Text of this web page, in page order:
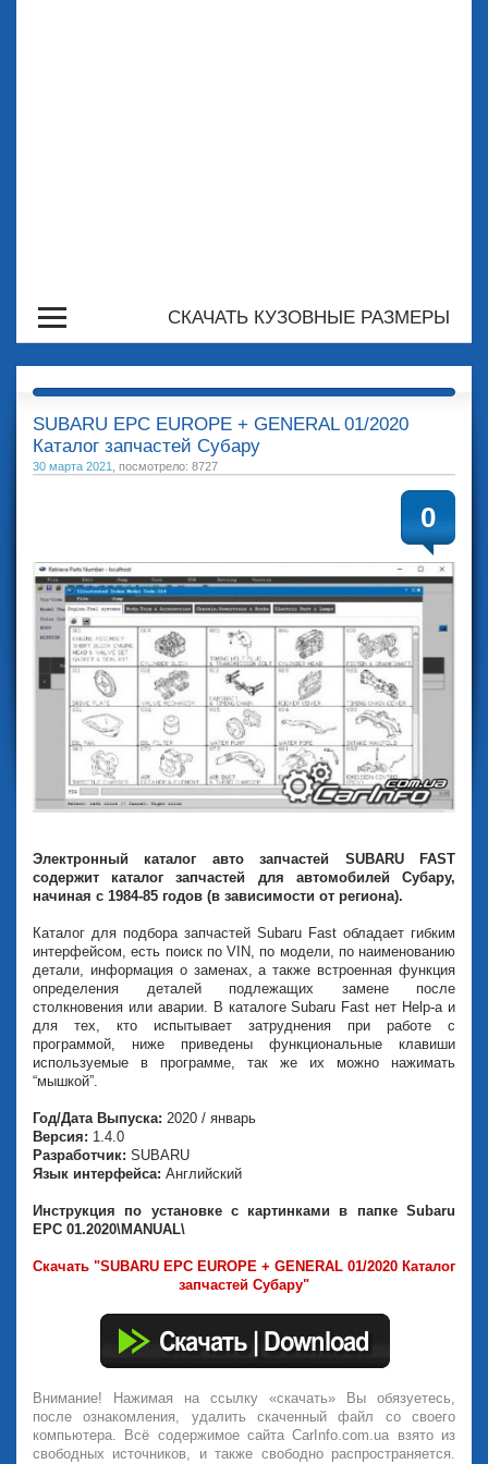
СКАЧАТЬ КУЗОВНЫЕ РАЗМЕРЫ
SUBARU EPC EUROPE + GENERAL 01/2020
Каталог запчастей Субару
30 марта 2021 , посмотрело: 8727
0
Электронный каталог авто запчастей SUBARU FAST
содержит каталог запчастей для автомобилей Субару,
начиная с 1984-85 годов (в зависимости от региона).
Каталог для подбора запчастей Subaru Fast обладает гибким
интерфейсом, есть поиск по VIN, по модели, по наименованию
детали, информация о заменах, а также встроенная функция
определения деталей подлежащих замене после
столкновения или аварии. В каталоге Subaru Fast нет Help-а и
для тех, кто испытывает затруднения при работе с
программой, ниже приведены функциональные клавиши
используемые в программе, так же их можно нажимать
“мышкой”.
Год/Дата Выпуска: 2020 / январь
Версия: 1.4.0
Разработчик: SUBARU
Язык интерфейса: Английский
Инструкция по установке с картинками в папке Subaru
EPC 01.2020\MANUAL\
Скачать "SUBARU EPC EUROPE + GENERAL 01/2020 Каталог
запчастей Субару"
Внимание! Нажимая на ссылку «скачать» Вы обязуетесь,
после ознакомления, удалить скаченный файл со своего
компьютера. Всё содержимое сайта CarInfo.com.ua взято из
свободных источников, и также свободно распространяется.